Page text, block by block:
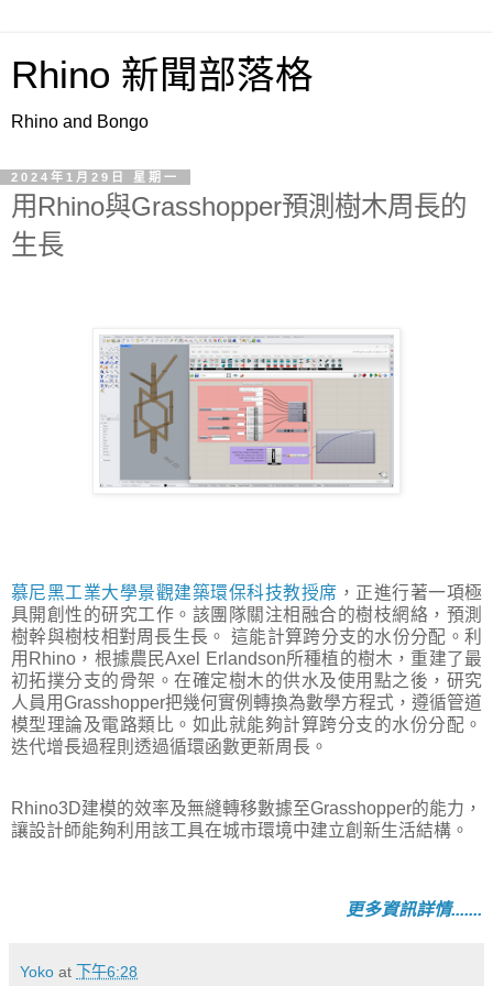
Rhino 新聞部落格
Rhino and Bongo
2024年1月29日 星期一
用Rhino與Grasshopper預測樹木周長的
生長
慕尼黑工業大學景觀建築環保科技教授席 ，正進行著一項極
具開創性的研究工作。該團隊關注相融合的樹枝網絡，預測
樹幹與樹枝相對周長生長。 這能計算跨分支的水份分配。利
用Rhino，根據農民Axel Erlandson所種植的樹木，重建了最
初拓撲分支的骨架。在確定樹木的供水及使用點之後，研究
人員用Grasshopper把幾何實例轉換為數學方程式，遵循管道
模型理論及電路類比。如此就能夠計算跨分支的水份分配。
迭代增長過程則透過循環函數更新周長。
Rhino3D建模的效率及無縫轉移數據至Grasshopper的能力，
讓設計師能夠利用該工具在城市環境中建立創新生活結構。
更多資訊詳情.......
Yoko at 下午6:28